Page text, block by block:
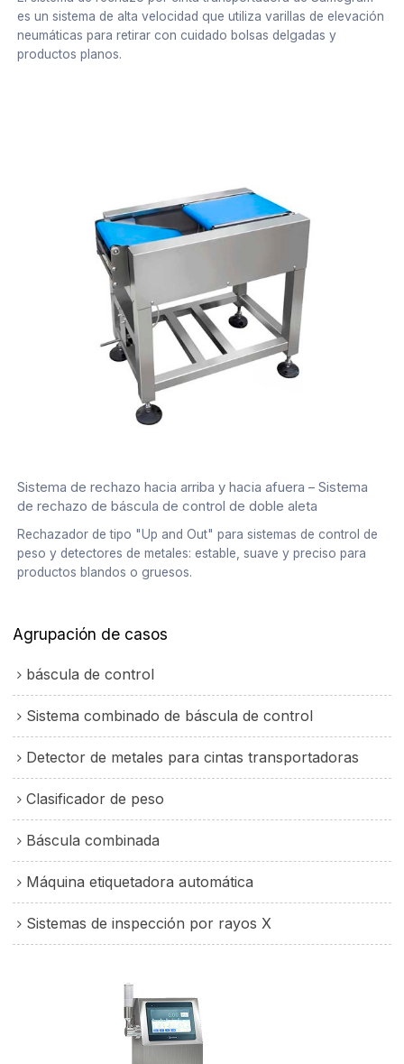
es un sistema de alta velocidad que utiliza varillas de elevación
neumáticas para retirar con cuidado bolsas delgadas y
productos planos.
Sistema de rechazo hacia arriba y hacia afuera – Sistema
de rechazo de báscula de control de doble aleta
Rechazador de tipo "Up and Out" para sistemas de control de
peso y detectores de metales: estable, suave y preciso para
productos blandos o gruesos.
Agrupación de casos
báscula de control
Sistema combinado de báscula de control
Detector de metales para cintas transportadoras
Clasificador de peso
Báscula combinada
Máquina etiquetadora automática
Sistemas de inspección por rayos X